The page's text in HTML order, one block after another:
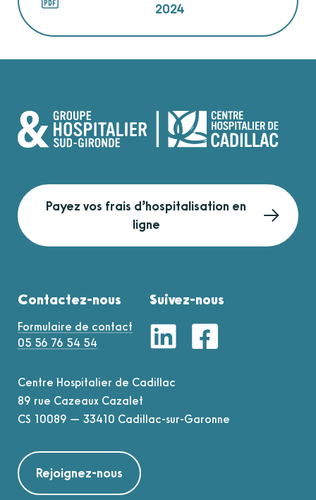
2024
Payez vos frais d’hospitalisation en
ligne
Contactez-nous
Formulaire de contact
05 56 76 54 54
Suivez-nous
Centre Hospitalier de Cadillac
89 rue Cazeaux Cazalet
CS 10089 — 33410 Cadillac-sur-Garonne
Rejoignez-nous